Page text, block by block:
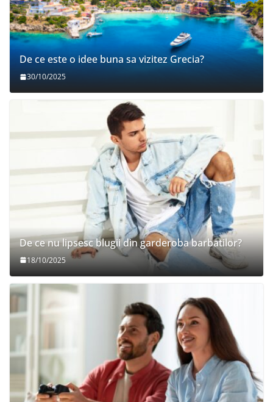
De ce este o idee buna sa vizitez Grecia?
30/10/2025
De ce nu lipsesc blugii din garderoba barbatilor?
18/10/2025